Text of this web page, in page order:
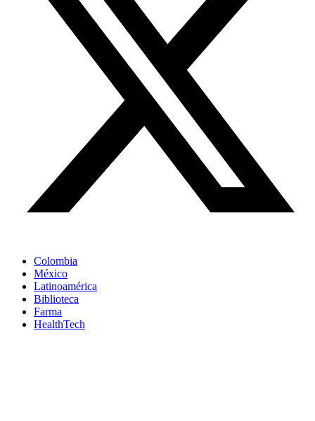
Colombia
México
Latinoamérica
Biblioteca
Farma
HealthTech